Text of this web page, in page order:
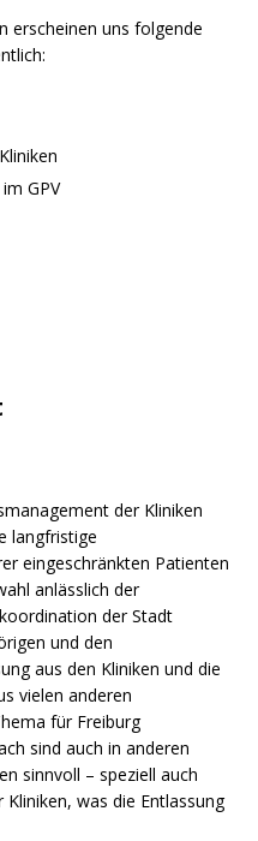
erscheinen uns folgende
GPV
der Kliniken
langfristige
eingeschränkten Patienten
anlässlich der
der Stadt
und den
aus den Kliniken und die
vielen anderen
für Freiburg
sind auch in anderen
sinnvoll – speziell auch
was die Entlassung